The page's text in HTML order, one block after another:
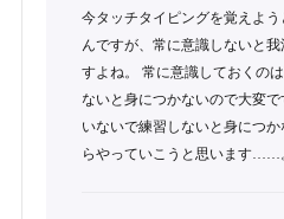
今タッチタイピングを覚えよ
んですが、常に意識しないと
すよね。 常に意識しておくの
ないと身につかないので大変
いないで練習しないと身につ
らやっていこうと思います……